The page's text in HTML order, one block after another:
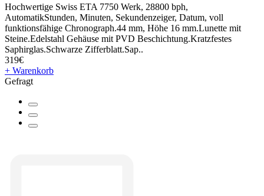
Hochwertige Swiss ETA 7750 Werk, 28800 bph,
AutomatikStunden, Minuten, Sekundenzeiger, Datum, voll
funktionsfähige Chronograph.44 mm, Höhe 16 mm.Lunette mit
Steine.Edelstahl Gehäuse mit PVD Beschichtung.Kratzfestes
Saphirglas.Schwarze Zifferblatt.Sap..
319€
+ Warenkorb
Gefragt